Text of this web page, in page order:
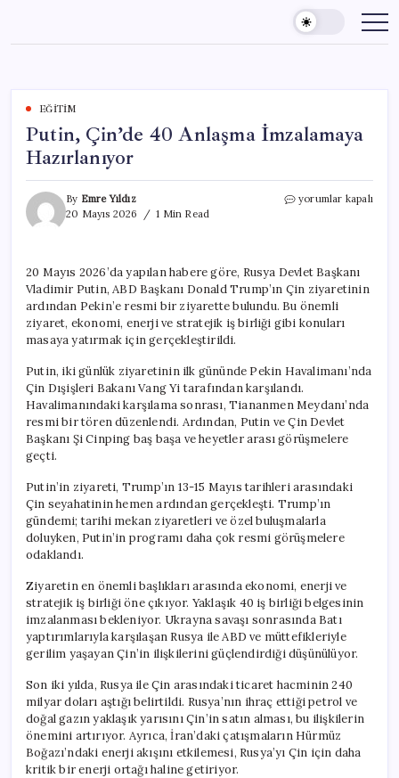
content
EĞITIM
Putin, Çin’de 40 Anlaşma İmzalamaya
Hazırlanıyor
By Emre Yıldız
20 Mayıs 2026
1 Min Read
Putin,
Hazırlanıyor
için
yorumlar kapalı
20 Mayıs 2026’da yapılan habere göre, Rusya Devlet Başkanı
Vladimir Putin, ABD Başkanı Donald Trump’ın Çin ziyaretinin
ardından Pekin’e resmi bir ziyarette bulundu. Bu önemli
ziyaret, ekonomi, enerji ve stratejik iş birliği gibi konuları
masaya yatırmak için gerçekleştirildi.
Putin, iki günlük ziyaretinin ilk gününde Pekin Havalimanı’nda
Çin Dışişleri Bakanı Vang Yi tarafından karşılandı.
Havalimanındaki karşılama sonrası, Tiananmen Meydanı’nda
resmi bir tören düzenlendi. Ardından, Putin ve Çin Devlet
Başkanı Şi Cinping baş başa ve heyetler arası görüşmelere
geçti.
Putin’in ziyareti, Trump’ın 13-15 Mayıs tarihleri arasındaki
Çin seyahatinin hemen ardından gerçekleşti. Trump’ın
gündemi; tarihi mekan ziyaretleri ve özel buluşmalarla
doluyken, Putin’in programı daha çok resmi görüşmelere
odaklandı.
Ziyaretin en önemli başlıkları arasında ekonomi, enerji ve
stratejik iş birliği öne çıkıyor. Yaklaşık 40 iş birliği belgesinin
imzalanması bekleniyor. Ukrayna savaşı sonrasında Batı
yaptırımlarıyla karşılaşan Rusya ile ABD ve müttefikleriyle
gerilim yaşayan Çin’in ilişkilerini güçlendirdiği düşünülüyor.
Son iki yılda, Rusya ile Çin arasındaki ticaret hacminin 240
milyar doları aştığı belirtildi. Rusya’nın ihraç ettiği petrol ve
doğal gazın yaklaşık yarısını Çin’in satın alması, bu ilişkilerin
önemini artırıyor. Ayrıca, İran’daki çatışmaların Hürmüz
Boğazı’ndaki enerji akışını etkilemesi, Rusya’yı Çin için daha
kritik bir enerji ortağı haline getiriyor.